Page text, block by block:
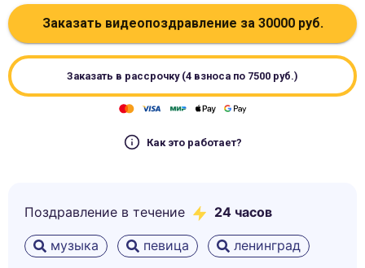
Заказать видеопоздравление за 30000руб.
Заказать в рассрочку (4 взноса по 7500 руб.)
Как это работает?
Поздравление в течение 24 часов
музыка певица ленинград